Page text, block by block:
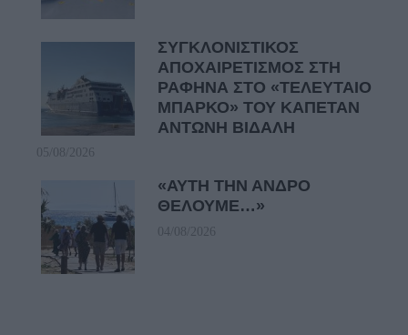
ΣΥΓΚΛΟΝΙΣΤΙΚΟΣ
ΑΠΟΧΑΙΡΕΤΙΣΜΟΣ ΣΤΗ
ΡΑΦΗΝΑ ΣΤΟ «ΤΕΛΕΥΤΑΙΟ
ΜΠΑΡΚΟ» ΤΟΥ ΚΑΠΕΤΑΝ
ΑΝΤΩΝΗ ΒΙΔΑΛΗ
05/08/2026
«ΑΥΤΗ ΤΗΝ ΑΝΔΡΟ
ΘΕΛΟΥΜΕ…»
04/08/2026